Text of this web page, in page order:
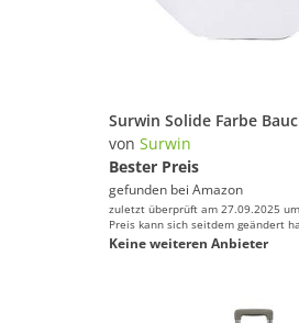
von Surwin
Bester Preis
gefunden bei Amazon
zuletzt überprüft am 27.09.2025
Preis kann sich seitdem geändert
Keine weiteren Anbieter